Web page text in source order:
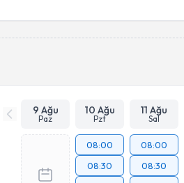
9 Ağu
Paz
10 Ağu
Pzt
11 Ağu
Sal
08:00
08:30
08:00
08:30